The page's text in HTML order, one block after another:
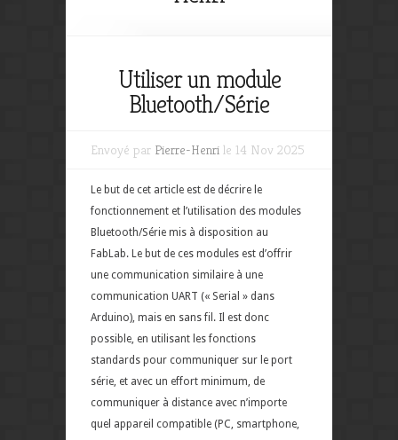
Utiliser un module
Bluetooth/Série
Envoyé par Pierre-Henri le 14 Nov 2025
Le but de cet article est de décrire le
fonctionnement et l’utilisation des modules
Bluetooth/Série mis à disposition au
FabLab. Le but de ces modules est d’offrir
une communication similaire à une
communication UART (« Serial » dans
Arduino), mais en sans fil. Il est donc
possible, en utilisant les fonctions
standards pour communiquer sur le port
série, et avec un effort minimum, de
communiquer à distance avec n’importe
quel appareil compatible (PC, smartphone,